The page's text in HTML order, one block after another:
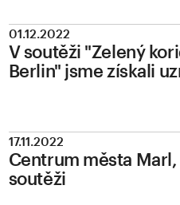
01.12.2022
V soutěži "Zelený
Berlin" jsme získali
17.11.2022
Centrum města Marl,
soutěži